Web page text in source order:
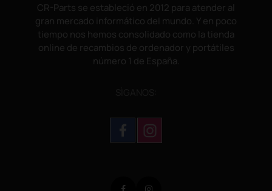
CR-Parts se estableció en 2012 para atender al
gran mercado informático del mundo. Y en poco
tiempo nos hemos consolidado como la tienda
online de recambios de ordenador y portátiles
número 1 de España.